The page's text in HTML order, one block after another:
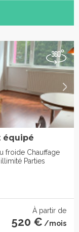
équipé
froide Chauffage
Parties
À partir de
520 € /mois